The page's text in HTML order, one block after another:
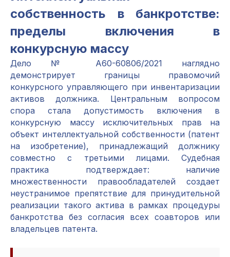
собственность в банкротстве:
пределы включения в
конкурсную массу
Дело № А60-60806/2021 наглядно
демонстрирует границы правомочий
конкурсного управляющего при инвентаризации
активов должника. Центральным вопросом
спора стала допустимость включения в
конкурсную массу исключительных прав на
объект интеллектуальной собственности (патент
на изобретение), принадлежащий должнику
совместно с третьими лицами. Судебная
практика подтверждает: наличие
множественности правообладателей создает
неустранимое препятствие для принудительной
реализации такого актива в рамках процедуры
банкротства без согласия всех соавторов или
владельцев патента.